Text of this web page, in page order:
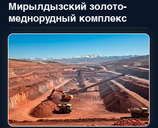
Мирылдызский золото-
меднорудный комплекс